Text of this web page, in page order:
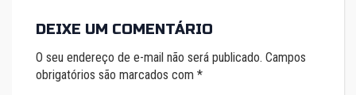
DEIXE UM COMENTÁRIO
O seu endereço de e-mail não será publicado. Campos
obrigatórios são marcados com *